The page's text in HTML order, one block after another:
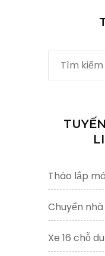
Tìm
kiếm
Tháo lắp
Chuyển
Xe 16 chỗ